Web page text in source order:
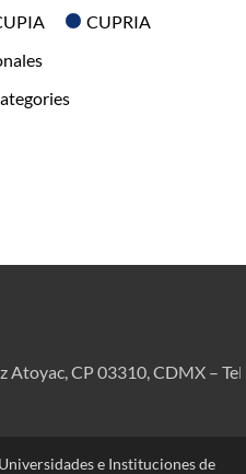
CUPRIA
Atoyac, CP 03310, CDMX –
e Instituciones de